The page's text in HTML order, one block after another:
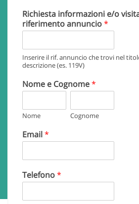
Richiesta informazioni e/o
riferimento annuncio*
Inserire il rif. annuncio che trovi nel
descrizione (es. 119V)
Nome e Cognome*
Nome Cognome
Email*
Telefono*